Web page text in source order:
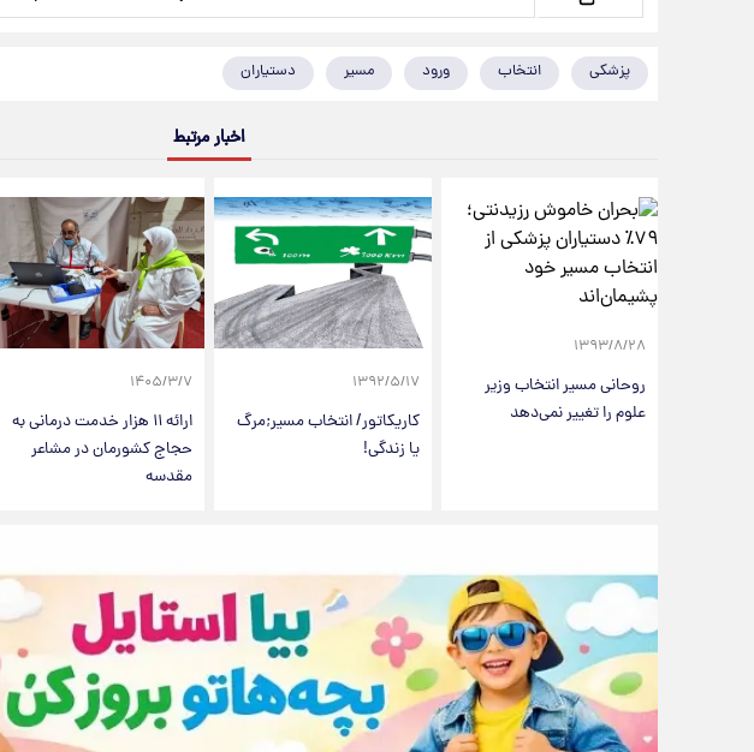
پزشکی انتخاب ورود مسیر دستیاران
اخبار مرتبط
۱۳۹۳/۸/۲۸
روحانی مسیر انتخاب وزیر
علوم را تغییر نمی‌دهد
۱۳۹۲/۵/۱۷
کاریکاتور/ انتخاب مسیر;مرگ
یا زندگی!
۱۴۰۵/۳/۷
ارائه ۱۱ هزار خدمت درمانی به
حجاج کشورمان در مشاعر
مقدسه